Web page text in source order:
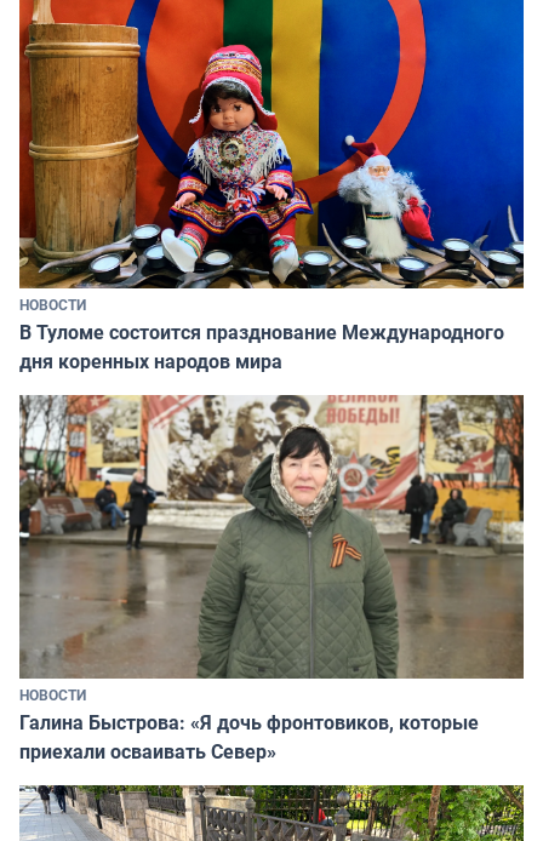
НОВОСТИ
В Туломе состоится празднование Международного
дня коренных народов мира
НОВОСТИ
Галина Быстрова: «Я дочь фронтовиков, которые
приехали осваивать Север»